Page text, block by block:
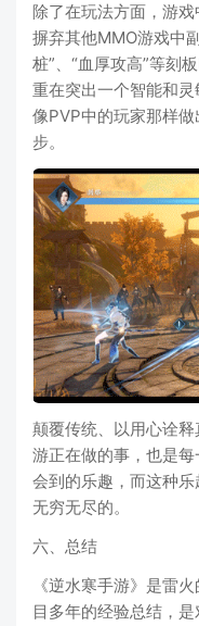
除了在玩法方面，游戏
摒弃其他MMO游戏中
桩”、“血厚攻高”等刻
重在突出一个智能和
像PVP中的玩家那样
步。
颠覆传统、以用心诠
游正在做的事，也是
会到的乐趣，而这种
无穷无尽的。
六、总结
《逆水寒手游》是雷
目多年的经验总结，